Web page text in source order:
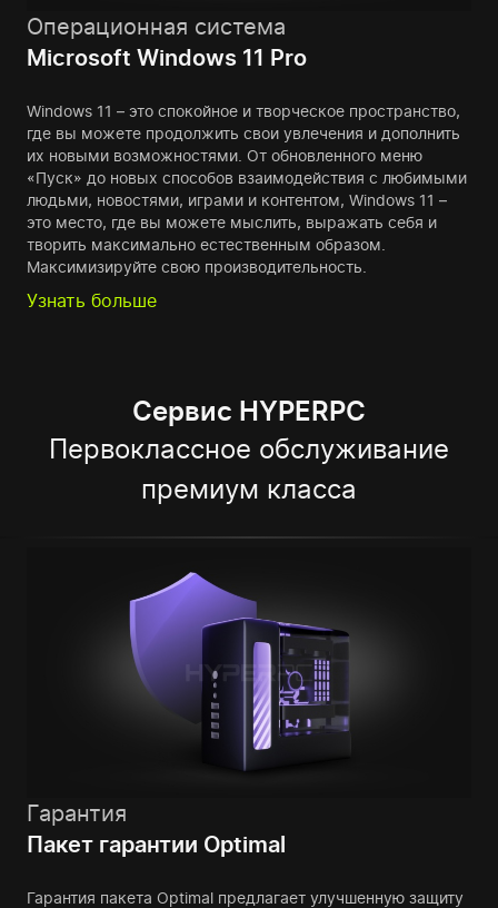
Операционная система
Microsoft Windows 11 Pro
Windows 11 – это спокойное и творческое пространство,
где вы можете продолжить свои увлечения и дополнить
их новыми возможностями. От обновленного меню
«Пуск» до новых способов взаимодействия с любимыми
людьми, новостями, играми и контентом, Windows 11 –
это место, где вы можете мыслить, выражать себя и
творить максимально естественным образом.
Максимизируйте свою производительность.
Узнать больше
Сервис HYPERPC
Первоклассное обслуживание
премиум класса
Гарантия
Пакет гарантии Optimal
Гарантия пакета Optimal предлагает улучшенную защиту